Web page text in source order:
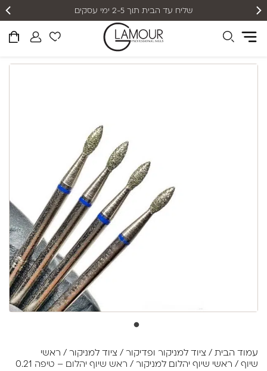
שליח עד הבית תוך 2-5 ימי עסקים
עמוד הבית / ציוד למניקור ופדיקור / ציוד למניקור / ראשי
שיוף / ראשי שיוף יהלום למניקור
/ ראש שיוף יהלום – טיפה 0.21